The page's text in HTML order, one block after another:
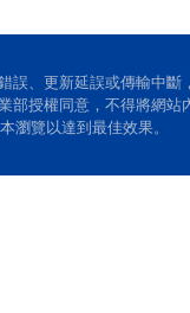
誤、更新延誤或傳輸中
部授權同意，不得將網站
瀏覽以達到最佳效果。